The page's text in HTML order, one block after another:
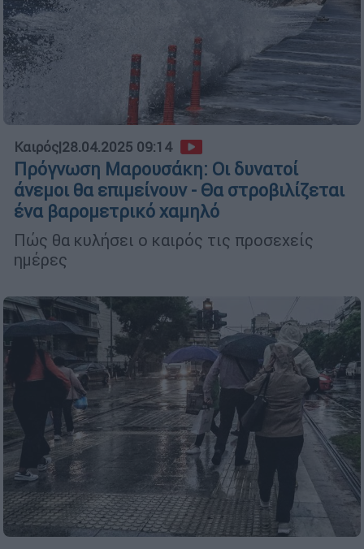
Καιρός|28.04.2025 09:14
Πρόγνωση Μαρουσάκη: Οι δυνατοί
άνεμοι θα επιμείνουν - Θα στροβιλίζεται
ένα βαρομετρικό χαμηλό
Πώς θα κυλήσει ο καιρός τις προσεχείς
ημέρες